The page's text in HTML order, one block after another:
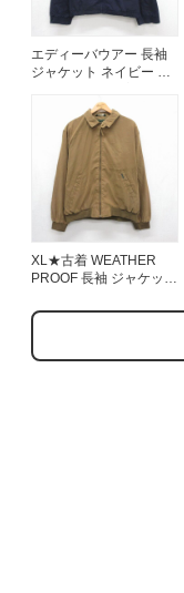
エディーバウアー 長袖
ジャケット ネイビー メ
XL★古着 WEATHER
PROOF 長袖 ジャケット
ラウン 26jul31